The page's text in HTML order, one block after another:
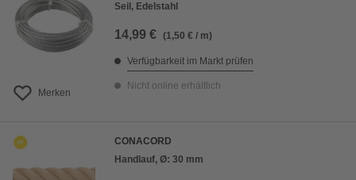
Merken
Seil, Edelstahl
14,99 € (1,50 € / m)
Verfügbarkeit im Markt prüfen
Nicht online erhältlich
CONACORD
Handlauf, Ø: 30 mm